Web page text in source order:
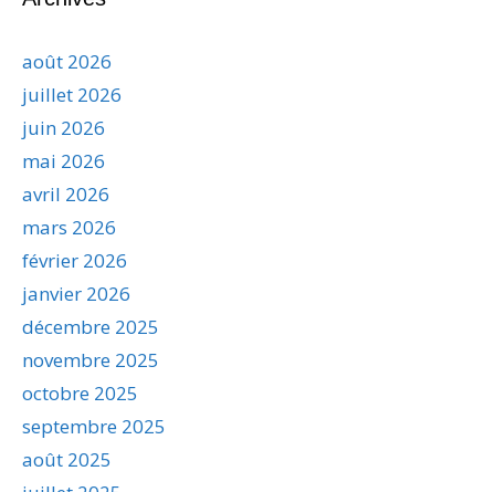
août 2026
juillet 2026
juin 2026
mai 2026
avril 2026
mars 2026
février 2026
janvier 2026
décembre 2025
novembre 2025
octobre 2025
septembre 2025
août 2025